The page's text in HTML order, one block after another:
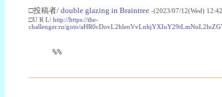
□投稿者/ double glazing in Braintree -(2023/07/12(Wed)
□U R L/ http://https://the-
challenger.ru/goto/
%%